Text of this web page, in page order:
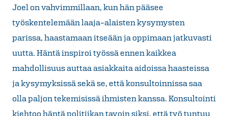
Joel on vahvimmillaan, kun hän pääsee
työskentelemään laaja-alaisten kysymysten
parissa, haastamaan itseään ja oppimaan jatkuvasti
uutta. Häntä inspiroi työssä ennen kaikkea
mahdollisuus auttaa asiakkaita aidoissa haasteissa
ja kysymyksissä sekä se, että konsultoinnissa saa
olla paljon tekemisissä ihmisten kanssa. Konsultointi
kiehtoo häntä politiikan tavoin siksi, että työ tuntuu